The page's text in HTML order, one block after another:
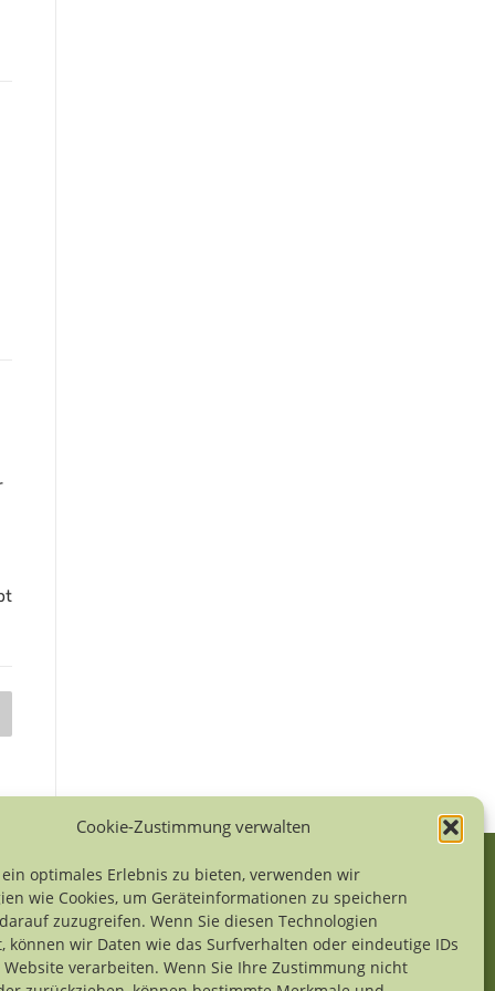
Cookie-Zustimmung verwalten
optimales Erlebnis zu bieten, verwenden wir
wie Cookies, um Geräteinformationen zu speichern
zuzugreifen. Wenn Sie diesen Technologien
können wir Daten wie das Surfverhalten oder eindeutige IDs
verarbeiten. Wenn Sie Ihre Zustimmung nicht
Inhalte dieses Internetprojekts sind
geschützt. Wer Grafiken, Fotos
Texte weiterverwenden möchte, der möge sich